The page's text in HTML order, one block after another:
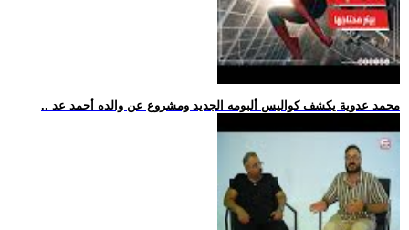
.. محمد عدوية يكشف كواليس ألبومه الجديد ومشروع عن والده أحمد عد